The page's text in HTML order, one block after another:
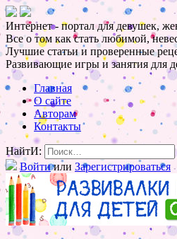
Интернет - портал для девушек,
Все о том как стать любимой,
Лучшие статьи и проверенные
Развивающие игры и занятия для
Главная
О сайте
Авторам
Контакты
НайтИ:
Войтиили Зарегистрироваться